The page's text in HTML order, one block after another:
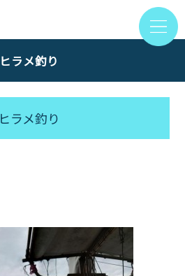
ヒラメ釣り
ヒラメ釣り